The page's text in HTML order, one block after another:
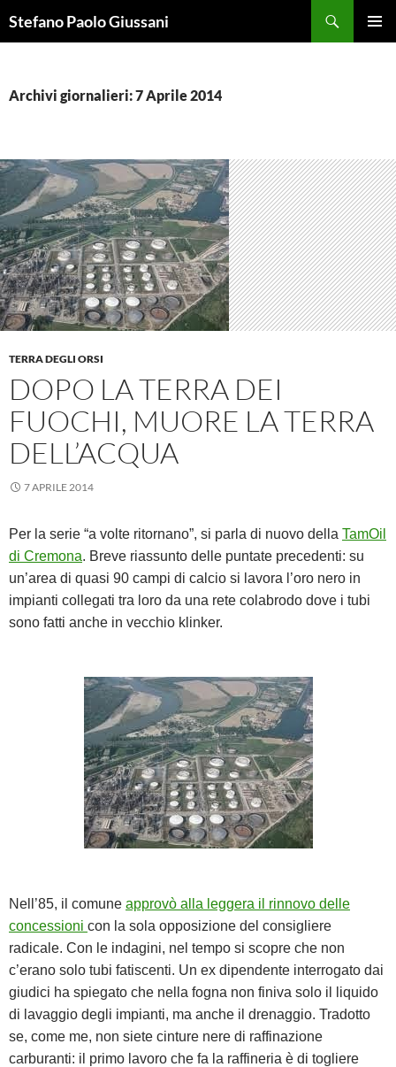
alStefano Paolo Giussani
Archivi giornalieri: 7 Aprile 2014
TERRA DEGLI ORSI
DOPO LA TERRA DEI
FUOCHI, MUORE LA TERRA
DELL’ACQUA
7 APRILE 2014
Per la serie “a volte ritornano”, si parla di nuovo della TamOil
di Cremona. Breve riassunto delle puntate precedenti: su
un’area di quasi 90 campi di calcio si lavora l’oro nero in
impianti collegati tra loro da una rete colabrodo dove i tubi
sono fatti anche in vecchio klinker.
Nell’85, il comune approvò alla leggera il rinnovo delle
concessioni con la sola opposizione del consigliere
radicale. Con le indagini, nel tempo si scopre che non
c’erano solo tubi fatiscenti. Un ex dipendente interrogato dai
giudici ha spiegato che nella fogna non finiva solo il liquido
di lavaggio degli impianti, ma anche il drenaggio. Tradotto
se, come me, non siete cinture nere di raffinazione
carburanti: il primo lavoro che fa la raffineria è di togliere